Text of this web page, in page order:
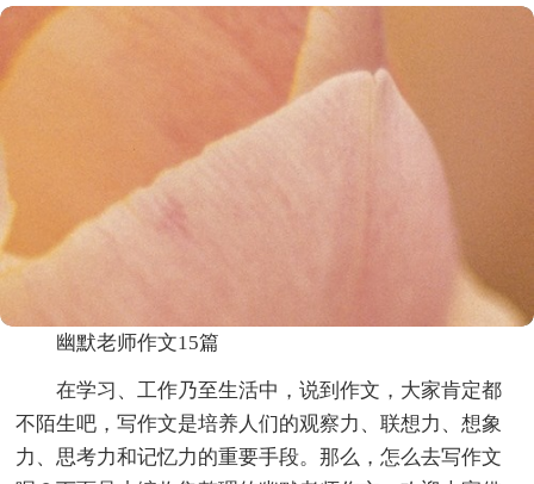
幽默老师作文15篇
在学习、工作乃至生活中，说到作文，大家肯定都
不陌生吧，写作文是培养人们的观察力、联想力、想象
力、思考力和记忆力的重要手段。那么，怎么去写作文